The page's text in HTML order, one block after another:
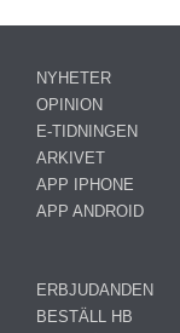
NYHETER
OPINION
E-TIDNINGEN
ARKIVET
APP IPHONE
APP ANDROID
ERBJUDANDEN
BESTÄLL HB